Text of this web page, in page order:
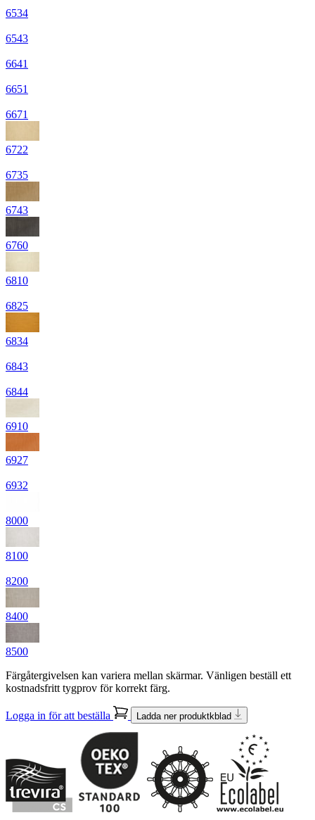
6534
6543
6641
6651
6671
6722
6735
6743
6760
6810
6825
6834
6843
6844
6910
6927
6932
8000
8100
8200
8400
8500
Färgåtergivelsen kan variera mellan skärmar. Vänligen beställ ett
kostnadsfritt tygprov för korrekt färg.
Logga in för att beställa Ladda ner produktkblad